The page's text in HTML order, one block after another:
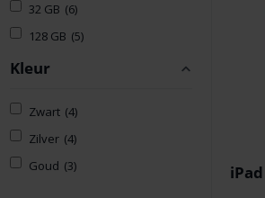
32 GB (6)
128 GB (5)
Kleur
Zwart (4)
Zilver (4)
Goud (3)